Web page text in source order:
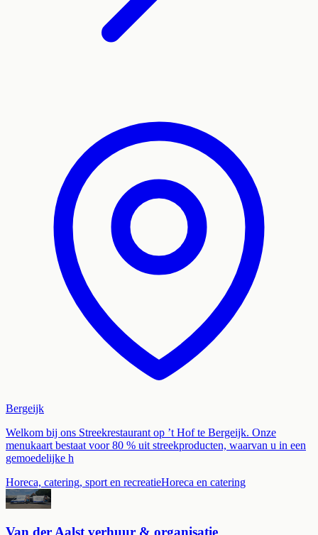
Bergeijk
Welkom bij ons Streekrestaurant op ’t Hof te Bergeijk. Onze
menukaart bestaat voor 80 % uit streekproducten, waarvan u in een
gemoedelijke h
Horeca, catering, sport en recreatieHoreca en catering
Van der Aalst verhuur & organisatie